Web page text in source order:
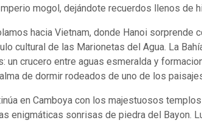
mogol, dejándote recuerdos llenos de
hacia Vietnam, donde Hanoi sorprende
cultural de las Marionetas del Agua. La
un crucero entre aguas esmeralda y
de dormir rodeados de uno de los
en Camboya con los majestuosos
enigmáticas sonrisas de piedra del Bayon.